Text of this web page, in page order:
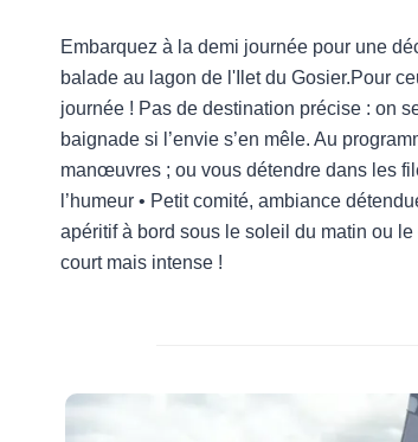
Embarquez à la demi journée pour une
balade au lagon de l'Ilet du Gosier.Pour
journée ! Pas de destination précise : on
baignade si l’envie s’en mêle. Au
manœuvres ; ou vous détendre dans les
l’humeur • Petit comité, ambiance
apéritif à bord sous le soleil du matin ou
court mais intense !